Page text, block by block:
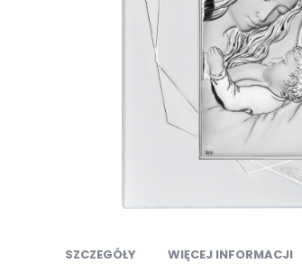
początek
SZCZEGÓŁY WIĘCEJ INFORMACJI